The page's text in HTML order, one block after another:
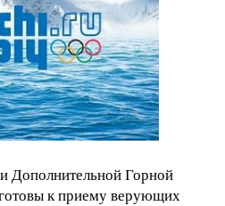
Дополнительной Горной
к приему верующих